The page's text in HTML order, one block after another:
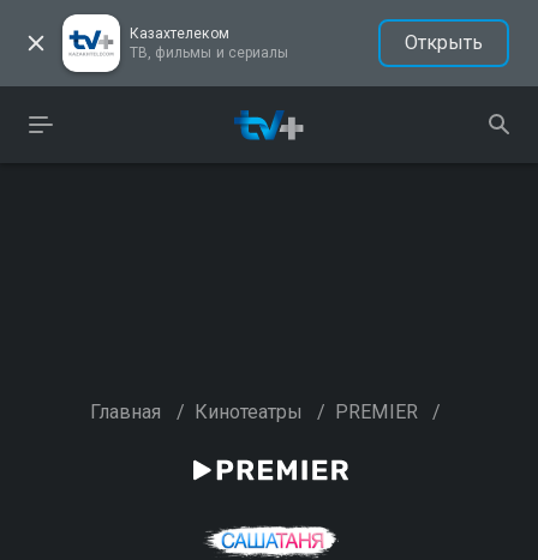
Казахтелеком
ТВ, фильмы и сериалы
Открыть
Главная / Кинотеатры / PREMIER /